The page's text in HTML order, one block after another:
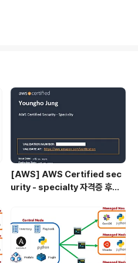
이다. 정민이의
같다. 모든 왼쪽
이뤄야 한다.
언제나 그렇듯
정신똑바로
[AWS] AWS Certified sec
urity - specialty 자격증 후기